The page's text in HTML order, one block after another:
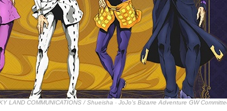
LAND COMMUNICATIONS / Shueisha · JoJo's Bizarre Adventure GW